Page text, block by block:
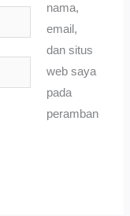
nama,
email,
dan situs
web saya
pada
peramban